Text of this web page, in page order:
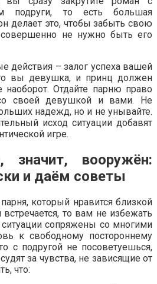
подруги, то есть большая
делает это, чтобы забыть свою
не нужно быть его
действия – залог успеха вашей
вы девушка, и принц должен
Отдайте парню право
своей девушкой и вами. Не
надежд, но и не унывайте.
исход ситуации добавят
игре.
значит, вооружён:
и даём советы
который нравится близкой
то вам не избежать
сопряжены со многими
к свободному постороннему
с подругой не посоветуешься,
за чувства, не зависящие от
что: